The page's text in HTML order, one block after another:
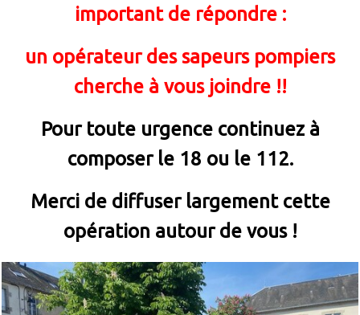
important de répondre :
un opérateur des sapeurs pompiers
cherche à vous joindre !!
Pour toute urgence continuez à
composer le 18 ou le 112.
Merci de diffuser largement cette
opération autour de vous !